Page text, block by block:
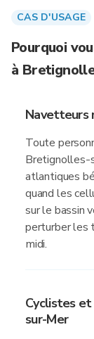
CAS D'USAGE
Pourquoi
à
Navetteurs
Toute
Bretignolles-
atlantiques
quand les
sur le bassin
perturber les
midi.
Cyclistes
sur-Mer